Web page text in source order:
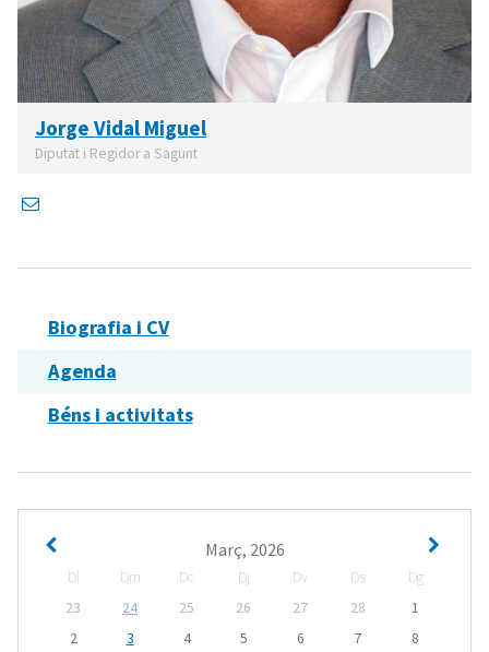
Jorge Vidal Miguel
Diputat i Regidor a Sagunt
Biografia i CV
Agenda
Béns i activitats
Març, 2026
Dl Dm Dc Dj Dv Ds
Dg
23
24 25 26 27 28
1
2
3 4 5 6 7
8